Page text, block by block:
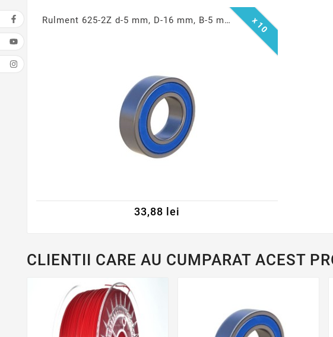
x 10
Rulment 625-2Z d-5 mm, D-16 mm, B-5 mm
33,88 lei
CLIENTII CARE AU CUMPARAT ACEST